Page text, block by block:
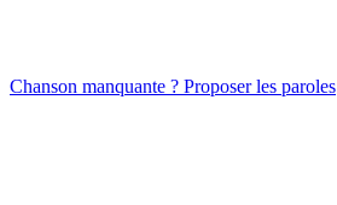
Chanson manquante ? Proposer les paroles